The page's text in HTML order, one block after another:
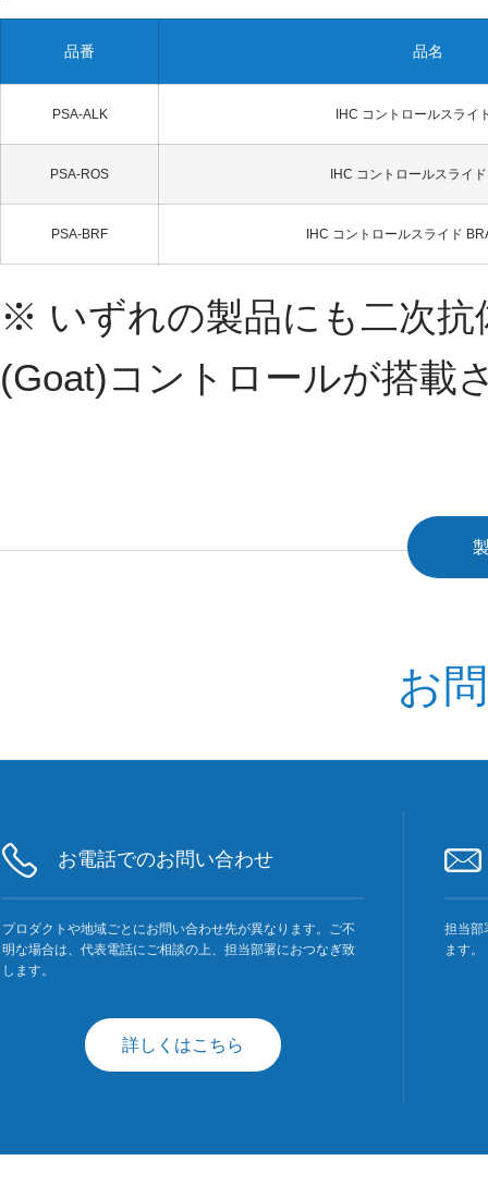
品番 品名
PSA-ALK IHC コントロールスライ
PSA-ROS IHC コントロールスライ
PSA-BRF IHC コントロールスライド
※ いずれの製品にも二次抗
(Goat)コントロールが搭載
お
お電話でのお問い合わせ
プロダクトや地域ごとにお問い合わせ先が異なります。ご不
明な場合は、代表電話にご相談の上、担当部署におつなぎ致
します。
詳しくはこちら
担当部
ます。